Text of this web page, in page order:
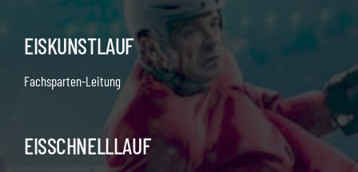
EISKUNSTLAUF
Fachsparten-Leitung
EISSCHNELLLAUF